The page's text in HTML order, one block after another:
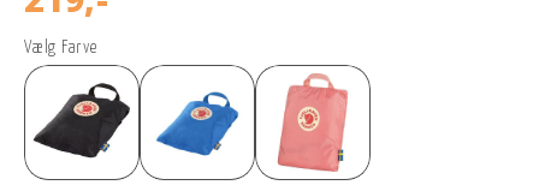
Vælg Farve